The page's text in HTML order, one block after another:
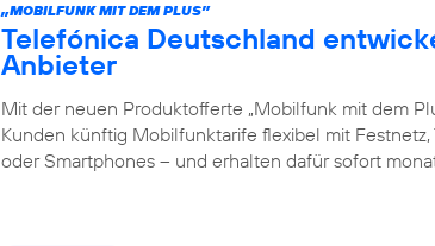
„MOBILFUNK MIT DEM PLUS”
Telefónica Deutschland
Anbieter
Mit der neuen Produktofferte „Mobilfunk mit dem
Kunden künftig Mobilfunktarife flexibel mit
oder Smartphones – und erhalten dafür sofort